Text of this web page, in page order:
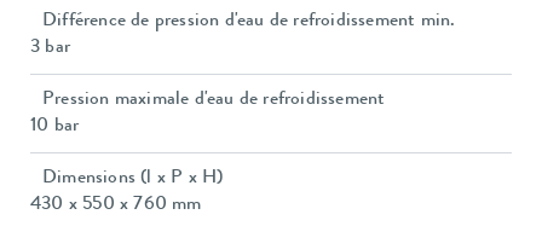
Différence de pression d'eau de refroidissement min.
3 bar
Pression maximale d'eau de refroidissement
10 bar
Dimensions (l x P x H)
430 x 550 x 760 mm